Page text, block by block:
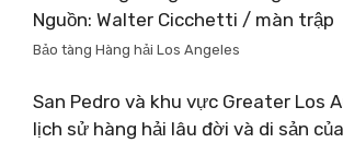
Nguồn: Walter Cicchetti / màn trập
Bảo tàng Hàng hải Los Angeles
San Pedro và khu vực Greater Los
lịch sử hàng hải lâu đời và di sản